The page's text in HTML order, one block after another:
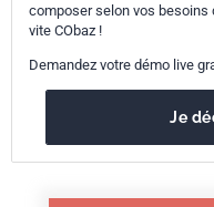
composer selon vos besoins
vite CObaz !
Demandez votre démo live
Je